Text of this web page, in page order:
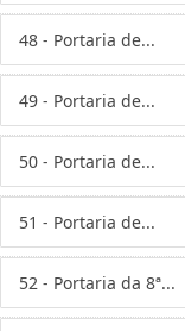
48 - Portaria de...
49 - Portaria de...
50 - Portaria de...
51 - Portaria de...
52 - Portaria da 8ª...